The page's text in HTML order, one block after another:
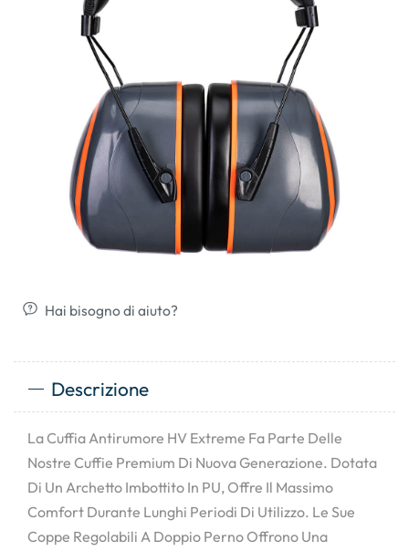
Hai bisogno di aiuto?
Descrizione
La Cuffia Antirumore HV Extreme Fa Parte Delle
Nostre Cuffie Premium Di Nuova Generazione. Dotata
Di Un Archetto Imbottito In PU, Offre Il Massimo
Comfort Durante Lunghi Periodi Di Utilizzo. Le Sue
Coppe Regolabili A Doppio Perno Offrono Una